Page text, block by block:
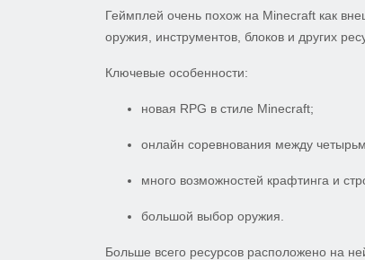
Геймплей очень похож на Minecraft как
оружия, инструментов, блоков и других
Ключевые особенности:
новая RPG в стиле Minecraft;
онлайн соревнования между
много возможностей крафтинга и
большой выбор оружия.
Больше всего ресурсов расположено на